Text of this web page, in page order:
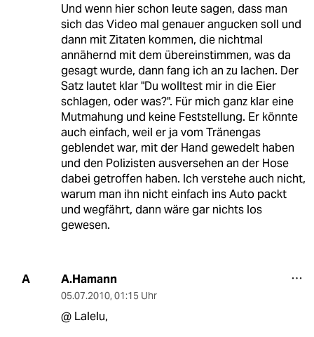
Und wenn hier schon leute sagen, dass man
sich das Video mal genauer angucken soll und
dann mit Zitaten kommen, die nichtmal
annähernd mit dem übereinstimmen, was da
gesagt wurde, dann fang ich an zu lachen. Der
Satz lautet klar "Du wolltest mir in die Eier
schlagen, oder was?". Für mich ganz klar eine
Mutmahung und keine Feststellung. Er könnte
auch einfach, weil er ja vom Tränengas
geblendet war, mit der Hand gewedelt haben
und den Polizisten ausversehen an der Hose
dabei getroffen haben. Ich verstehe auch nicht,
warum man ihn nicht einfach ins Auto packt
und wegfährt, dann wäre gar nichts los
gewesen.
A A.Hamann
05.07.2010, 01:15 Uhr
@ Lalelu,